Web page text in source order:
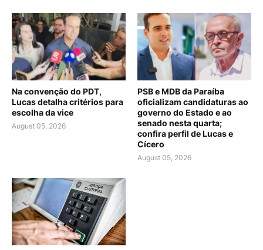
Na convenção do PDT,
Lucas detalha critérios para
escolha da vice
August 05, 2026
PSB e MDB da Paraíba
oficializam candidaturas ao
governo do Estado e ao
senado nesta quarta;
confira perfil de Lucas e
Cícero
August 05, 2026